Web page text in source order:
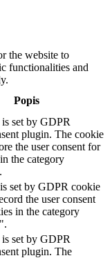
the website to
functionalities and
Popis
set by GDPR
plugin. The cookie
the user consent for
the category
set by GDPR cookie
the user consent
in the category
set by GDPR
plugin. The